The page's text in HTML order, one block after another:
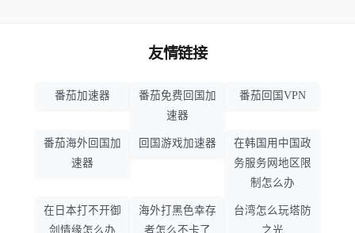
友情链接
番茄加速器
番茄免费回国加
速器
番茄回国VPN
番茄海外回国加
速器
回国游戏加速器
在韩国用中国政
务服务网地区限
制怎么办
在日本打不开御
剑情缘怎么办
海外打黑色幸存
者怎么不卡了
台湾怎么玩塔防
之光